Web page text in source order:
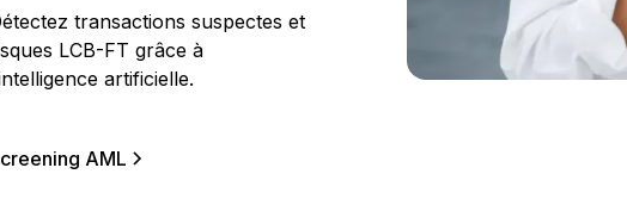
transactions suspectes et
LCB-FT grâce à
artificielle.
AML